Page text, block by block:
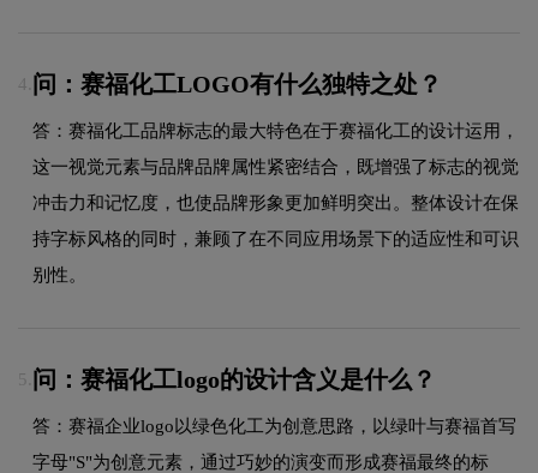
4. 问：赛福化工LOGO有什么独特之处？
答：赛福化工品牌标志的最大特色在于赛福化工的设计运用，
这一视觉元素与品牌品牌属性紧密结合，既增强了标志的视觉
冲击力和记忆度，也使品牌形象更加鲜明突出。整体设计在保
持字标风格的同时，兼顾了在不同应用场景下的适应性和可识
别性。
5. 问：赛福化工logo的设计含义是什么？
答：赛福企业logo以绿色化工为创意思路，以绿叶与赛福首写
字母"S"为创意元素，通过巧妙的演变而形成赛福最终的标